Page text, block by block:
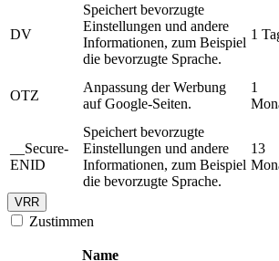
DV
Speichert bevorzugte
Einstellungen und andere
Informationen, zum Beispiel
die bevorzugte Sprache.
1
OTZ
Anpassung der Werbung
auf Google-Seiten.
1
__Secure-
ENID
Speichert bevorzugte
Einstellungen und andere
Informationen, zum Beispiel
die bevorzugte Sprache.
13
VRR
Zustimmen
Name